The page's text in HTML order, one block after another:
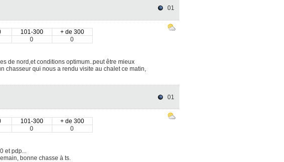
01
101-300
+ de 300
0
0
de nord,et conditions optimum..peut être mieux
chasseur qui nous a rendu visite au chalet ce matin,
01
101-300
+ de 300
0
0
pdp...
bonne chasse à ts.